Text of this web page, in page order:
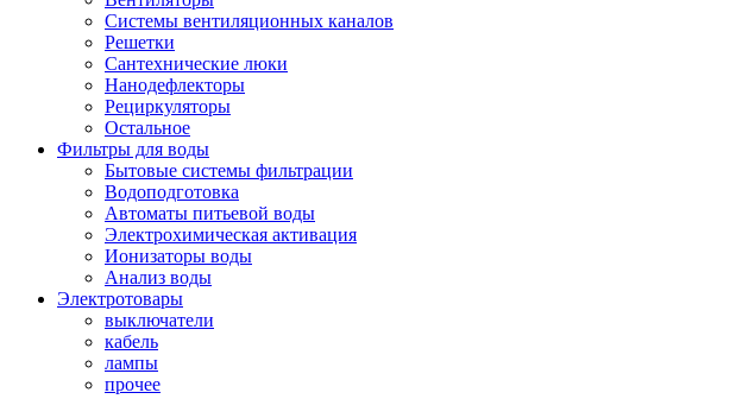
Системы вентиляционных каналов
Решетки
Сантехнические люки
Нанодефлекторы
Рециркуляторы
Остальное
Фильтры для воды
Бытовые системы фильтрации
Водоподготовка
Автоматы питьевой воды
Электрохимическая активация
Ионизаторы воды
Анализ воды
Электротовары
выключатели
кабель
лампы
прочее